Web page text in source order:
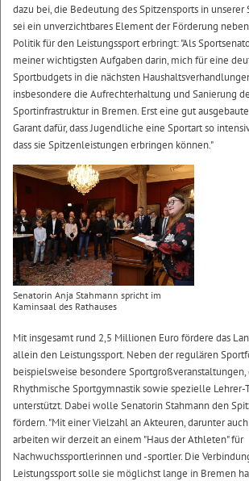
dazu bei, die Bedeutung des Spitzensports in unserer
sei ein unverzichtbares Element der Förderung
Politik für den Leistungssport erbringt: "Als
meiner wichtigsten Aufgaben darin, mich für eine
Sportbudgets in die nächsten
insbesondere die Aufrechterhaltung und Sanierung
Sportinfrastruktur in Bremen. Erst eine gut
Garant dafür, dass Jugendliche eine Sportart so
dass sie Spitzenleistungen erbringen können."
Senatorin Anja Stahmann spricht im
Kaminsaal des Rathauses
Mit insgesamt rund 2,5 Millionen Euro fördere das
allein den Leistungssport. Neben der regulären
beispielsweise besondere
Rhythmische Sportgymnastik sowie spezielle Lehrer-
unterstützt. Dabei wolle Senatorin Stahmann den
fördern. "Mit einer Vielzahl an Akteuren, darunter
arbeiten wir derzeit an einem "Haus der Athleten" für
Nachwuchssportlerinnen und -sportler. Die
Leistungssport solle sie möglichst lange in Bremen